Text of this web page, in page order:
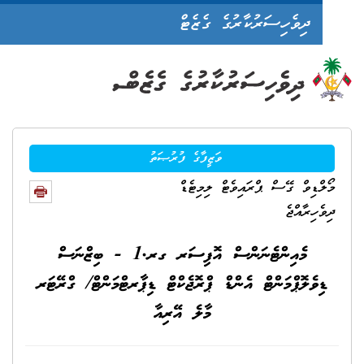
ދިވެހިސަރުކާރުގެ ގެޒެޓް
ވަޒީފާގެ ފުރުޞަތު
ގޭސް ޕްރައިވެޓް ލިމިޓެޑް
މެއިންޓެނަންސް އޮފިސަރ ގރ.1 - ބިޒްނަސް
އެންޑް ޕްރޮޖެކްޓް ޑިޕާރޓްމަންޓް/ ގްރޭޓަރ
މާލެ އޭރިއާ